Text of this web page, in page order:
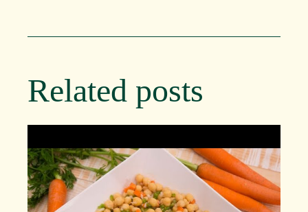
Related posts